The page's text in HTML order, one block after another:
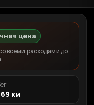
цена
всеми расходами до
км